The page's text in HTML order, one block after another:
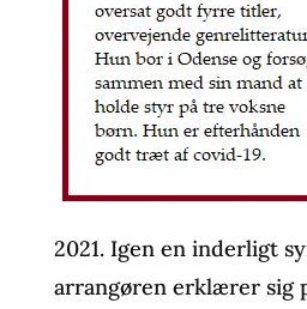
2021. Igen en inderligt
arrangøren erklærer sig